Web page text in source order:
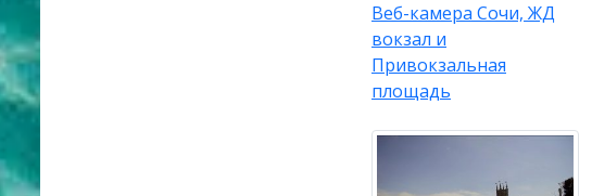
Веб-камера Сочи, ЖД
вокзал и
Привокзальная
площадь